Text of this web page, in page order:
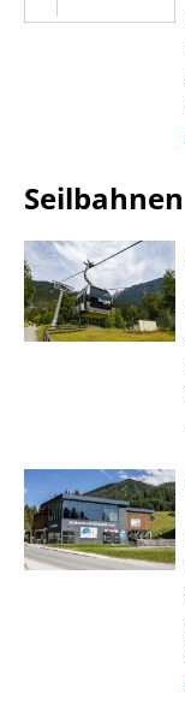
Seilbahnen